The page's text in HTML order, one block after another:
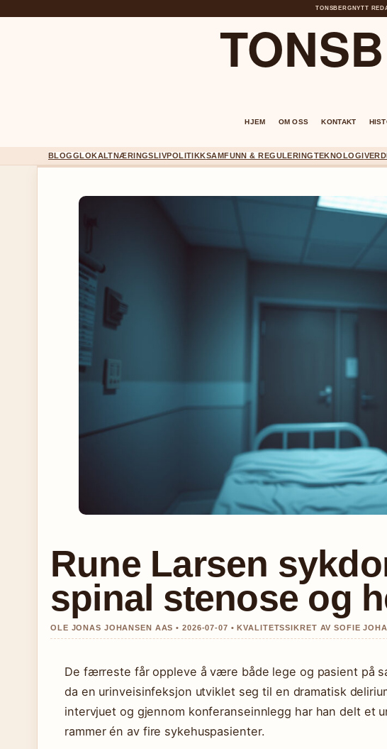
TONSBERGNYTT
HJEM OM OSS KONTAKT
BLOGGLOKALTNÆRINGSLIVPOLITIKKSAMFUNN & REGULERINGTEKNOLOGI
Rune Larsen
spinal stenose og
OLE JONAS JOHANSEN AAS • 2026-07-07 • KVALITETSSIKRET AV SOFIE
De færreste får oppleve å være både lege og pasient på
da en urinveisinfeksjon utviklet seg til en dramatisk
intervjuet og gjennom konferanseinnlegg har han delt et
rammer én av fire sykehuspasienter.